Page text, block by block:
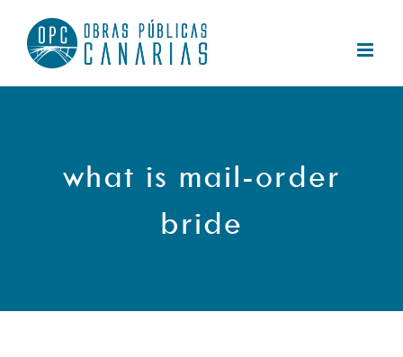
contenido
what is mail-order
bride